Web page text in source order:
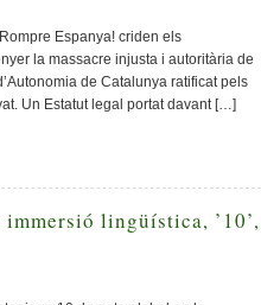
l’estancament
fracàs
de
cap
referèndum
Espanya! criden els
la massacre injusta i autoritària de
de Catalunya ratificat pels
Un Estatut legal portat davant […]
lingüística, ’10’,